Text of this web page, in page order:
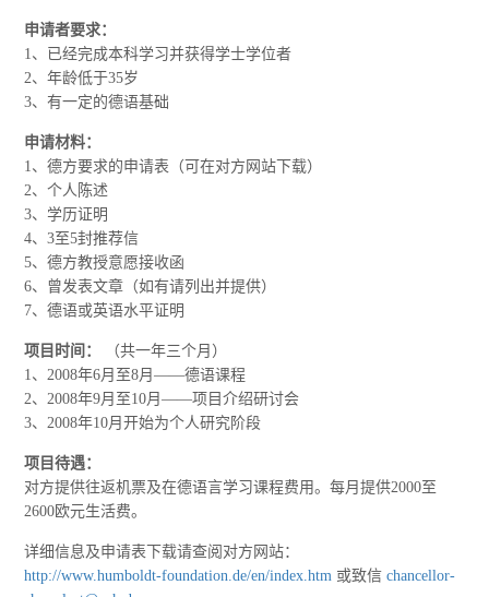
申请者要求：
1、已经完成本科学习并获得学士学位者
2、年龄低于35岁
3、有一定的德语基础
申请材料：
1、德方要求的申请表（可在对方网站下载）
2、个人陈述
3、学历证明
4、3至5封推荐信
5、德方教授意愿接收函
6、曾发表文章（如有请列出并提供）
7、德语或英语水平证明
项目时间：
（共一年三个月）
1、2008年6月至8月——德语课程
2、2008年9月至10月——项目介绍研讨会
3、2008年10月开始为个人研究阶段
项目待遇：
对方提供往返机票及在德语言学习课程费用。每月提供2000至
2600欧元生活费。
详细信息及申请表下载请查阅对方网站：
http://www.humboldt-foundation.de/en/index.htm 或致信chancellor-